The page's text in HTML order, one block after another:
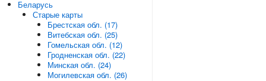
Беларусь
Старые карты
Брестская обл. (17)
Витебская обл. (25)
Гомельская обл. (12)
Гродненская обл. (22)
Минская обл. (24)
Могилевская обл. (26)